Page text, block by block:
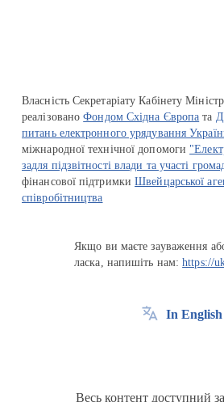
Власність Секретаріату Кабінету
реалізованоФондом Східна Європа та
питань електронного урядування
міжнародної технічної допомоги
задля підзвітності влади та участі
фінансової підтримкиШвейцарської
співробітництва
Якщо ви маєте зауваження
ласка, напишіть нам:https://
In English
Весь контент доступний